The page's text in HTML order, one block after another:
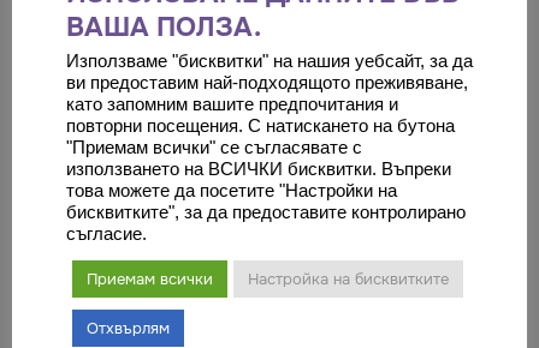
хора прибягват до намесата на
пластична хирургия, чрез която
да постигнат желаното
съвършенство, да заличат или
отстранят своите външни
недостатъци, които ги потискат и
пречат на самочувствието им.
Оставете коментар
ВАША ПОЛЗА.
Използваме "бисквитки" на нашия уебсайт, за да
ви предоставим най-подходящото преживяване,
като запомним вашите предпочитания и
повторни посещения. С натискането на бутона
"Приемам всички" се съгласявате с
използването на ВСИЧКИ бисквитки. Въпреки
това можете да посетите "Настройки на
бисквитките", за да предоставите контролирано
съгласие.
Приемам всички Настройка на бисквитките
Отхвърлям